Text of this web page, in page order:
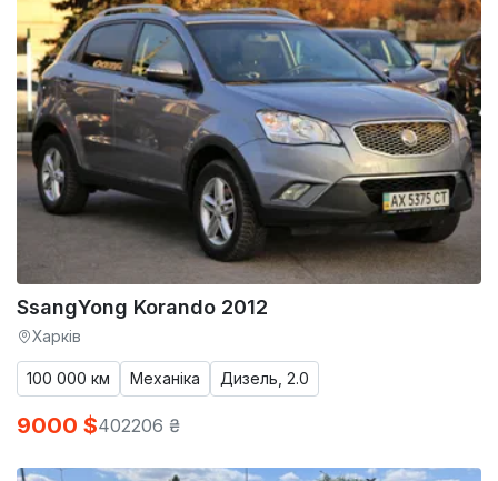
SsangYong Korando 2012
Харків
100 000 км Механіка Дизель, 2.0
9000 $402206 ₴